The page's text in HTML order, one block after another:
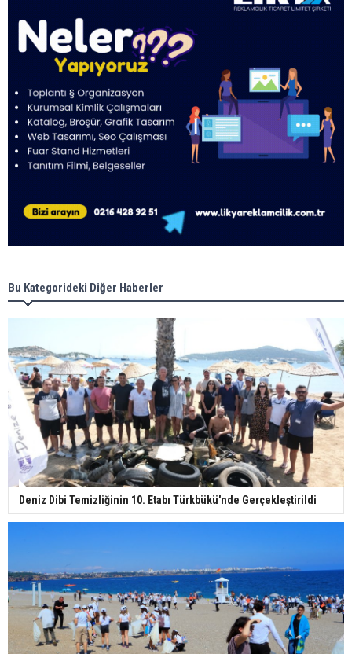
Bu Kategorideki Diğer Haberler
Deniz Dibi Temizliğinin 10. Etabı Türkbükü'nde Gerçekleştirildi